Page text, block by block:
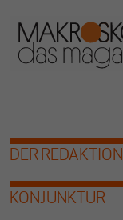
DER REDAKTION
KONJUNKTUR